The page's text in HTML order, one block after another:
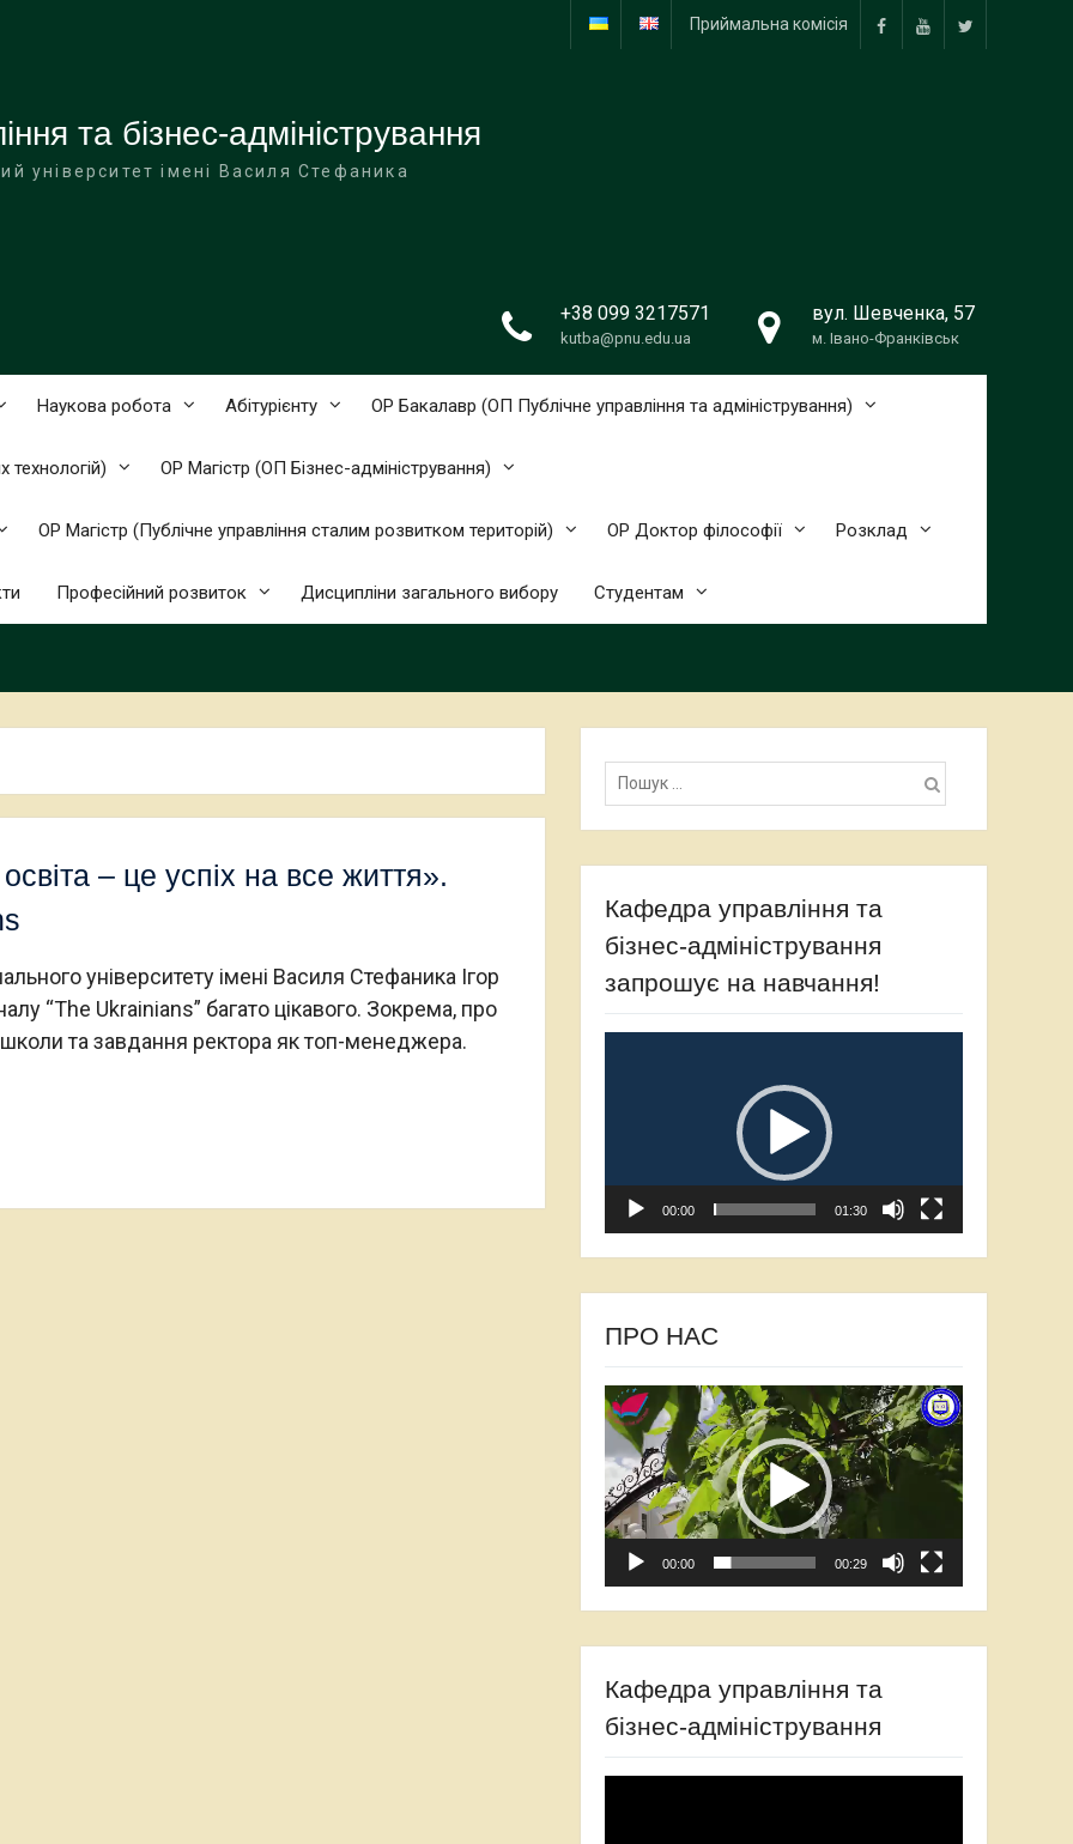
FacebookYouTubeTwitter
Приймальна комісія
та бізнес-адміністрування
університет імені Василя Стефаника
+38 099 3217571
kutba@pnu.edu.ua
вул. Шевченка, 57
м. Івано-Франківськ
Наукова робота Абітурієнту ОР Бакалавр (ОП Публічне управління та адміністрування)
ОР Магістр (ОП Бізнес-адміністрування)
ОР Магістр (Публічне управління сталим розвитком територій) ОР Доктор філософії Розклад
Професійний розвиток Дисципліни загального вибору Студентам
– це успіх на все життя».
університету імені Василя Стефаника Ігор
“The Ukrainians” багато цікавого. Зокрема, про
та завдання ректора як топ-менеджера.
Пошук:
Кафедра управління та
бізнес-адміністрування
запрошує на навчання!
00:00 01:30
ПРО НАС
Відеопрогравач
00:00 00:29
Кафедра управління та
бізнес-адміністрування